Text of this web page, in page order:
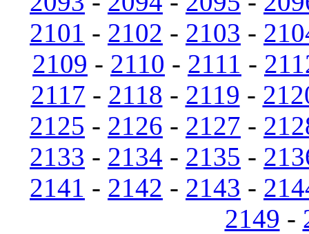
2101 - 2102 - 2103 -
2109 - 2110 - 2111 -
2117 - 2118 - 2119 -
2125 - 2126 - 2127 -
2133 - 2134 - 2135 -
2141 - 2142 - 2143 -
2149 -